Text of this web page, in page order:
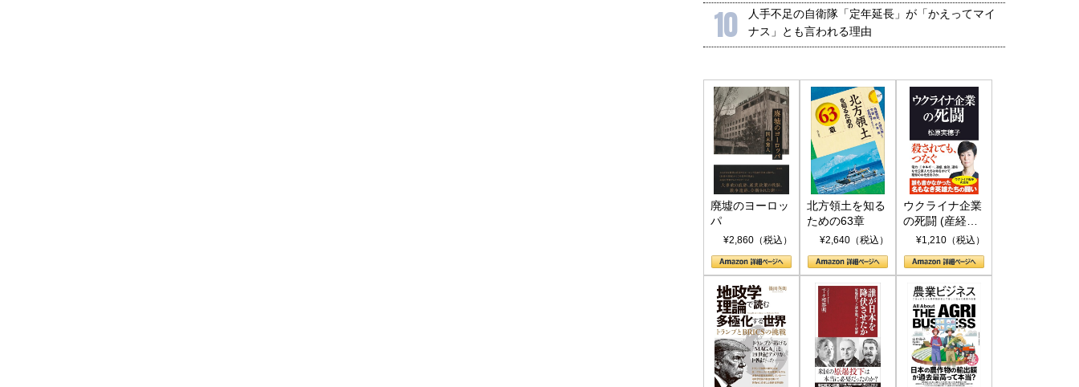
10
人手不足の自衛隊「定年延長」が「かえってマイ
ナス」とも言われる理由
廃墟のヨーロッ
パ
¥2,860（税込）
北方領土を知る
ための63章
¥2,640（税込）
ウクライナ企業
の死闘 (産経セ
レクト S 039)
¥1,210（税込）